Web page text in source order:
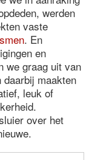
werden
vaste
. En
en
we graag uit van
maakten
leuk of
over het